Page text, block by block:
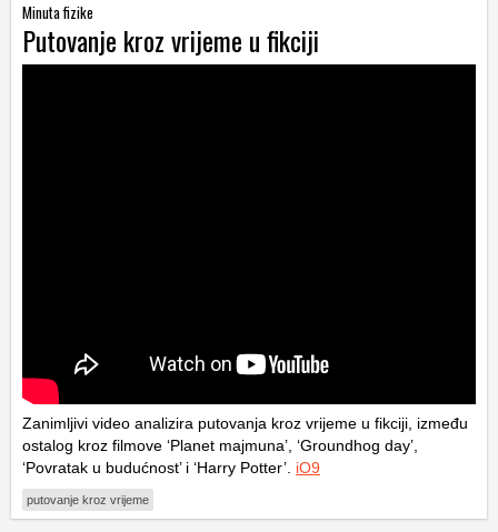
Minuta fizike
Putovanje kroz vrijeme u fikciji
Zanimljivi video analizira putovanja kroz vrijeme u fikciji, između
ostalog kroz filmove ‘Planet majmuna’, ‘Groundhog day’,
‘Povratak u budućnost’ i ‘Harry Potter’. iO9
putovanje kroz vrijeme